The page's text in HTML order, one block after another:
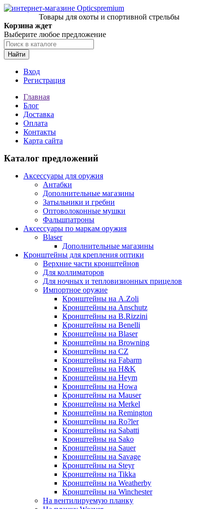
Товары для охоты и спортивной стрельбы
Корзина ждет
Выберите любое предложение
Найти
Вход
Регистрация
Главная
Блог
Доставка
Оплата
Контакты
Карта сайта
Каталог предложений
Аксессуары для оружия
Антабки
Дополнительные магазины
Затыльники и гребни
Оптоволоконные мушки
Фальшпатроны
Аксессуары по маркам оружия
Blaser
Дополнительные магазины
Кронштейны для крепления оптики
Верхние части кронштейнов
Для коллиматоров
Для ночных и тепловизионных прицелов
Импортное оружие
Кронштейны на A.Zoli
Кронштейны на Anschutz
Кронштейны на B.Rizzini
Кронштейны на Benelli
Кронштейны на Blaser
Кронштейны на Browning
Кронштейны на CZ
Кронштейны на Fabarm
Кронштейны на H&K
Кронштейны на Heym
Кронштейны на Howa
Кронштейны на Mauser
Кронштейны на Merkel
Кронштейны на Remington
Кронштейны на Ro?ler
Кронштейны на Sabatti
Кронштейны на Sako
Кронштейны на Sauer
Кронштейны на Savage
Кронштейны на Steyr
Кронштейны на Tikka
Кронштейны на Weatherby
Кронштейны на Winchester
На вентилируемую планку